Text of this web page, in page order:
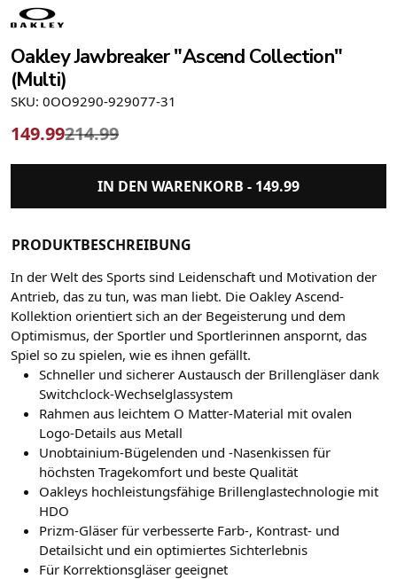
Oakley Jawbreaker "Ascend Collection"
(Multi)
SKU: 0OO9290-929077-31
149.99214.99
IN DEN WARENKORB - 149.99
PRODUKTBESCHREIBUNG
In der Welt des Sports sind Leidenschaft und Motivation der
Antrieb, das zu tun, was man liebt. Die Oakley Ascend-
Kollektion orientiert sich an der Begeisterung und dem
Optimismus, der Sportler und Sportlerinnen anspornt, das
Spiel so zu spielen, wie es ihnen gefällt.
Schneller und sicherer Austausch der Brillengläser dank
Switchclock-Wechselglassystem
Rahmen aus leichtem O Matter-Material mit ovalen
Logo-Details aus Metall
Unobtainium-Bügelenden und -Nasenkissen für
höchsten Tragekomfort und beste Qualität
Oakleys hochleistungsfähige Brillenglastechnologie mit
HDO
Prizm-Gläser für verbesserte Farb-, Kontrast- und
Detailsicht und ein optimiertes Sichterlebnis
Für Korrektionsgläser geeignet